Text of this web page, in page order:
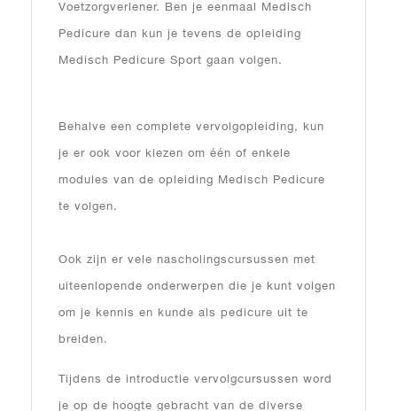
Voetzorgverlener. Ben je eenmaal Medisch
Pedicure dan kun je tevens de opleiding
Medisch Pedicure Sport gaan volgen.
Behalve een complete vervolgopleiding, kun
je er ook voor kiezen om één of enkele
modules van de opleiding Medisch Pedicure
te volgen.
Ook zijn er vele nascholingscursussen met
uiteenlopende onderwerpen die je kunt volgen
om je kennis en kunde als pedicure uit te
breiden.
Tijdens de introductie vervolgcursussen word
je op de hoogte gebracht van de diverse